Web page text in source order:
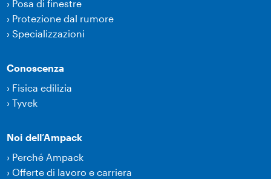
› Posa di finestre
› Protezione dal rumore
›Specializzazioni
Conoscenza
› Fisica edilizia
›Tyvek
Noi dell’Ampack
› Perché Ampack
› Offerte di lavoro e carriera